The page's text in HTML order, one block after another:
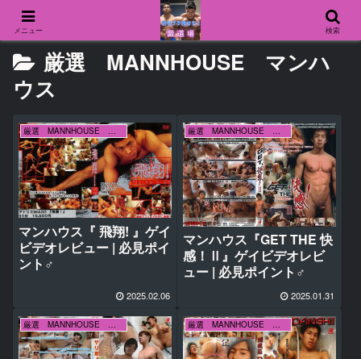
厳選 MANNHOUSE マンハ
ウス
厳選 MANNHOUSE マンハウス
マンハウス『 飛翔! 』ゲイ
ビデオレビュー | 必見ポイ
ント♂
2025.02.06
厳選 MANNHOUSE マンハウス
マンハウス『GET THE 快
感！Ⅱ』ゲイビデオレビ
ュー | 必見ポイント♂
2025.01.31
厳選 MANNHOUSE マンハウス 厳選 MANNHOUSE マンハウス
メニュー 検索